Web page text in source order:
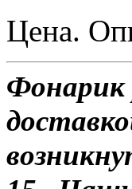
Цена.
Фонарик